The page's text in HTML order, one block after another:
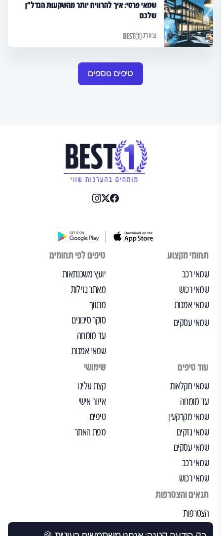
שמאי פרטי: איך להרוויח יותר מהשקעות הנדל"ן
שלכם
צוות
טיפים נוספים
תחומי מקצוע
שמאי רכב
שמאי רכוש
שמאי אמנות
שמאי עסקים
טיפים לפי תחומים
יועץ משכנתאות
מאתר נזילות
מתווך
סוקר סיכונים
עד מומחה
שמאי אמנות
עוד טיפים
שמאי חקלאות
עד מומחה
שמאי מקרקעין
שמאי נזקים
שמאי עסקים
שמאי רכב
שמאי רכוש
שימושי
קצת עלינו
איזור אישי
טיפים
מפת האתר
תנאים והצטרפות
הצטרפות